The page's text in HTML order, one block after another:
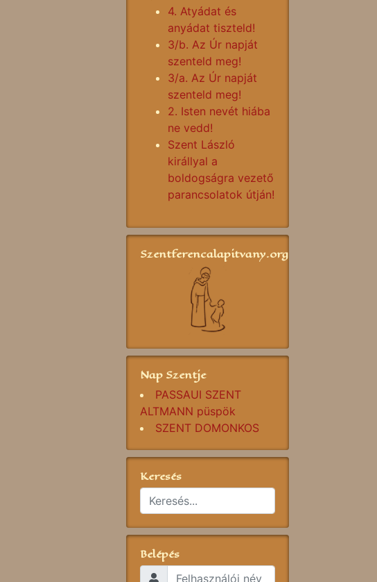
4. Atyádat és
anyádat tiszteld!
3/b. Az Úr napját
szenteld meg!
3/a. Az Úr napját
szenteld meg!
2. Isten nevét hiába
ne vedd!
Szent László
királlyal a
boldogságra vezető
parancsolatok útján!
Szentferencalapitvany.org
Nap Szentje
PASSAUI SZENT
ALTMANN püspök
SZENT DOMONKOS
Keresés
Belépés